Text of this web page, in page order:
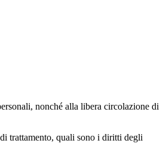
nonché alla libera circolazione di
trattamento, quali sono i diritti degli